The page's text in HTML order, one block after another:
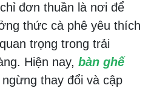
đơn thuần là nơi để
thức cà phê yêu thích
trọng trong trải
Hiện nay, bàn ghế
ngừng thay đổi và cập